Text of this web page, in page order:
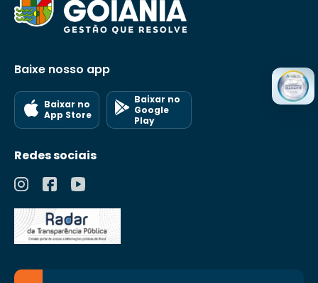
Baixe nosso app
Baixar no
App Store
Baixar no
Google
Play
Redes sociais